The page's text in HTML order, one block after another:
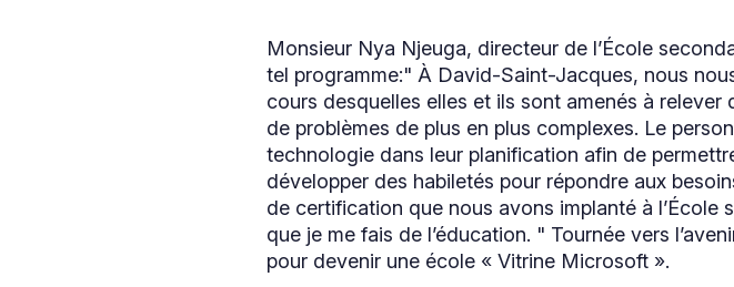
Monsieur Nya Njeuga, directeur de l’École
tel programme:" À David-Saint-Jacques, nous
cours desquelles elles et ils sont amenés à
de problèmes de plus en plus complexes. Le
technologie dans leur planification afin de
développer des habiletés pour répondre aux
de certification que nous avons implanté à
que je me fais de l’éducation. " Tournée vers
pour devenir une école « Vitrine Microsoft ».